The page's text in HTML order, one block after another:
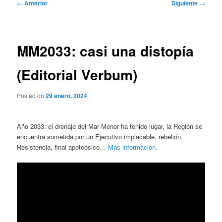
← Anterior Siguiente →
MM2033: casi una distopía
(Editorial Verbum)
Posted on29 enero, 2024
Año 2033: el drenaje del Mar Menor ha tenido lugar, la Región se
encuentra sometida por un Ejecutivo implacable, rebelión,
Resistencia, final apoteósico… Más información.